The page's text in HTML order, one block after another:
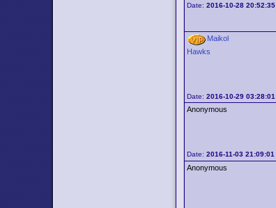
Date:2016-10-28 20:52:35
Maikol
Hawks
Date:2016-10-29 03:28:01
Anonymous
Date:2016-11-03 21:09:01
Anonymous